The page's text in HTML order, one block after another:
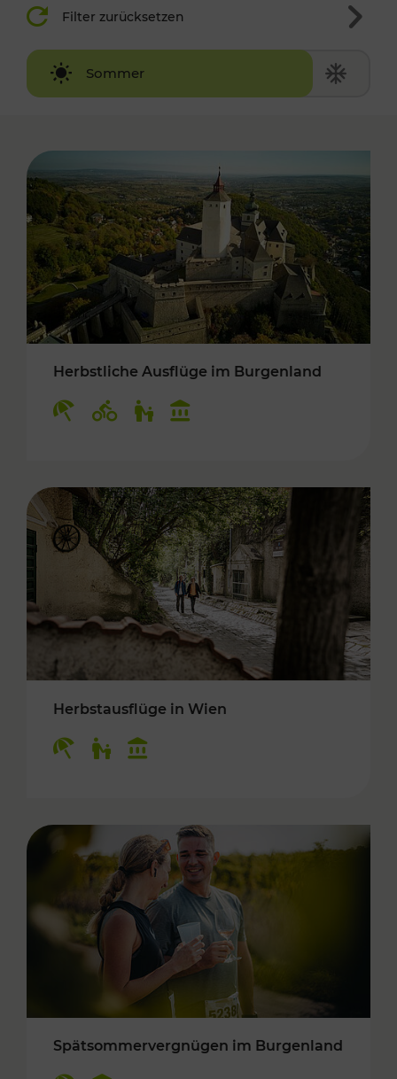
Filter zurücksetzen
Sommer
Winter
Herbstliche Ausflüge im Burgenland
Herbstausflüge in Wien
Spätsommervergnügen im Burgenland